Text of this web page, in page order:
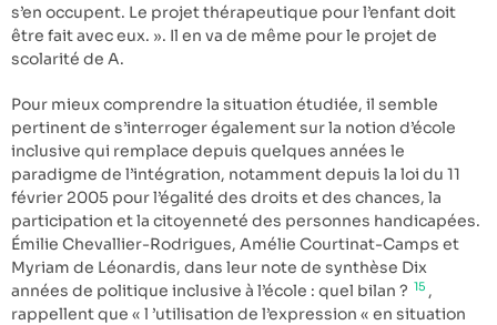
s’en occupent. Le projet thérapeutique pour l’enfant doit
être fait avec eux. ». Il en va de même pour le projet de
scolarité de A.
Pour mieux comprendre la situation étudiée, il semble
pertinent de s’interroger également sur la notion d’école
inclusive qui remplace depuis quelques années le
paradigme de l’intégration, notamment depuis la loi du 11
février 2005 pour l’égalité des droits et des chances, la
participation et la citoyenneté des personnes handicapées.
Émilie Chevallier-Rodrigues, Amélie Courtinat-Camps et
Myriam de Léonardis, dans leur note de synthèse Dix
années de politique inclusive à l’école : quel bilan ? 15 ,
rappellent que « l ’utilisation de l’expression « en situation